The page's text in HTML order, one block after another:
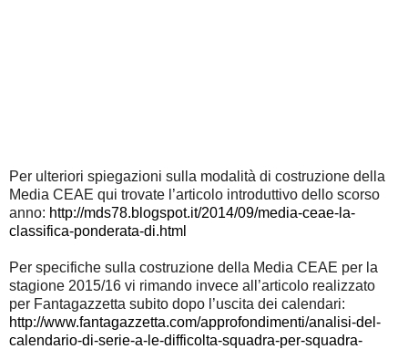
Per ulteriori spiegazioni sulla modalità di costruzione della
Media CEAE qui trovate l’articolo introduttivo dello scorso
anno: http://mds78.blogspot.it/2014/09/media-ceae-la-
classifica-ponderata-di.html
Per specifiche sulla costruzione della Media CEAE per la
stagione 2015/16 vi rimando invece all’articolo realizzato
per Fantagazzetta subito dopo l’uscita dei calendari:
http://www.fantagazzetta.com/approfondimenti/analisi-del-
calendario-di-serie-a-le-difficolta-squadra-per-squadra-